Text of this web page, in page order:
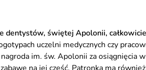
dentystów, świętej Apolonii,
uczelni medycznych czy
im. św. Apolonii za osiągnięcia